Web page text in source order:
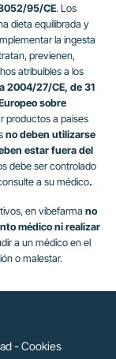
95/CE. Los
dieta equilibrada y
la ingesta
previenen,
atribuibles a los
2004/27/CE, de 31
sobre
productos a paises
no deben utilizarse
estar fuera del
debe ser controlado
a su médico.
en vibefarma no
médico ni realizar
a un médico en el
o malestar.
-Cookies